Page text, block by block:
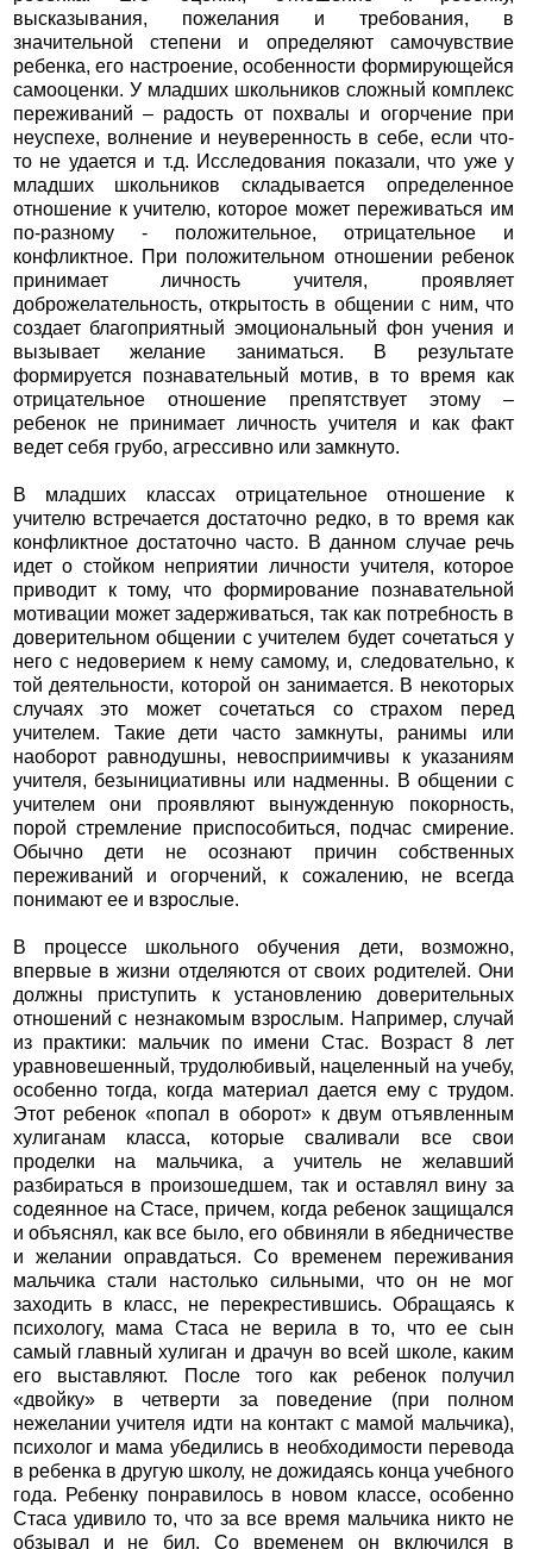
высказывания, пожелания и требования, в
значительной степени и определяют самочувствие
ребенка, его настроение, особенности формирующейся
самооценки. У младших школьников сложный комплекс
переживаний – радость от похвалы и огорчение при
неуспехе, волнение и неуверенность в себе, если что-
то не удается и т.д. Исследования показали, что уже у
младших школьников складывается определенное
отношение к учителю, которое может переживаться им
по-разному - положительное, отрицательное и
конфликтное. При положительном отношении ребенок
принимает личность учителя, проявляет
доброжелательность, открытость в общении с ним, что
создает благоприятный эмоциональный фон учения и
вызывает желание заниматься. В результате
формируется познавательный мотив, в то время как
отрицательное отношение препятствует этому –
ребенок не принимает личность учителя и как факт
ведет себя грубо, агрессивно или замкнуто.
В младших классах отрицательное отношение к
учителю встречается достаточно редко, в то время как
конфликтное достаточно часто. В данном случае речь
идет о стойком неприятии личности учителя, которое
приводит к тому, что формирование познавательной
мотивации может задерживаться, так как потребность в
доверительном общении с учителем будет сочетаться у
него с недоверием к нему самому, и, следовательно, к
той деятельности, которой он занимается. В некоторых
случаях это может сочетаться со страхом перед
учителем. Такие дети часто замкнуты, ранимы или
наоборот равнодушны, невосприимчивы к указаниям
учителя, безынициативны или надменны. В общении с
учителем они проявляют вынужденную покорность,
порой стремление приспособиться, подчас смирение.
Обычно дети не осознают причин собственных
переживаний и огорчений, к сожалению, не всегда
понимают ее и взрослые.
В процессе школьного обучения дети, возможно,
впервые в жизни отделяются от своих родителей. Они
должны приступить к установлению доверительных
отношений с незнакомым взрослым. Например, случай
из практики: мальчик по имени Стас. Возраст 8 лет
уравновешенный, трудолюбивый, нацеленный на учебу,
особенно тогда, когда материал дается ему с трудом.
Этот ребенок «попал в оборот» к двум отъявленным
хулиганам класса, которые сваливали все свои
проделки на мальчика, а учитель не желавший
разбираться в произошедшем, так и оставлял вину за
содеянное на Стасе, причем, когда ребенок защищался
и объяснял, как все было, его обвиняли в ябедничестве
и желании оправдаться. Со временем переживания
мальчика стали настолько сильными, что он не мог
заходить в класс, не перекрестившись. Обращаясь к
психологу, мама Стаса не верила в то, что ее сын
самый главный хулиган и драчун во всей школе, каким
его выставляют. После того как ребенок получил
«двойку» в четверти за поведение (при полном
нежелании учителя идти на контакт с мамой мальчика),
психолог и мама убедились в необходимости перевода
в ребенка в другую школу, не дожидаясь конца учебного
года. Ребенку понравилось в новом классе, особенно
Стаса удивило то, что за все время мальчика никто не
обзывал и не бил. Со временем он включился в